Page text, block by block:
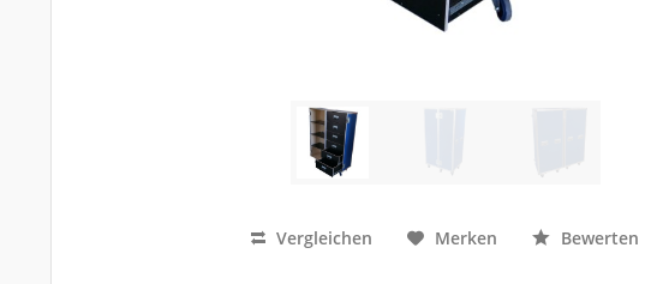
Vergleichen Merken Bewerten